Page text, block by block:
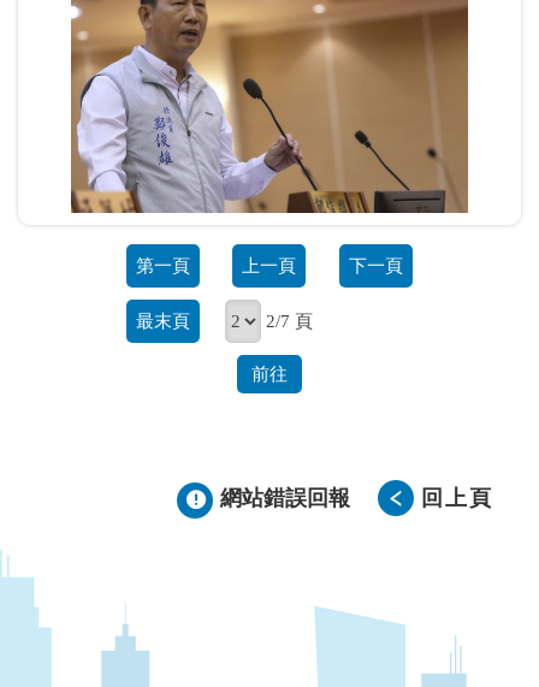
第一頁 上一頁 下一頁
最末頁 2/7 頁
前往
網站錯誤回報 回上頁